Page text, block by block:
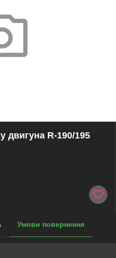
двигуна R-190/195
Умови повернення